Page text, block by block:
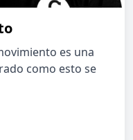
es una
como esto se